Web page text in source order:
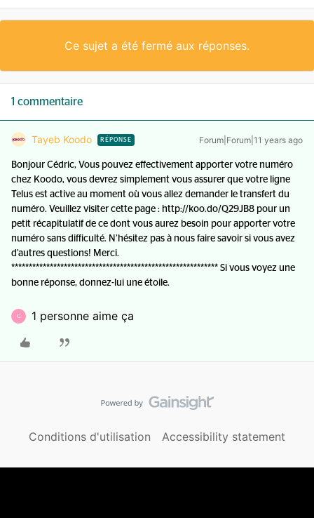
Ce sujet a été fermé aux réponses.
1 commentaire
Tayeb Koodo RÉPONSE Forum|Forum|11 years ago
Bonjour Cédric, Vous pouvez effectivement apporter votre numéro
chez Koodo, vous devrez simplement vous assurer que votre ligne
Telus est active au moment où vous allez demander le transfert du
numéro. Veuillez visiter cette page : http://koo.do/Q29JB8 pour un
petit récapitulatif de ce dont vous aurez besoin pour apporter votre
numéro sans difficulté. N’hésitez pas à nous faire savoir si vous avez
d’autres questions! Merci.
*********************************************************** Si vous voyez une
bonne réponse, donnez-lui une étoile.
C 1 personne aime ça
Conditions d'utilisation Accessibility statement